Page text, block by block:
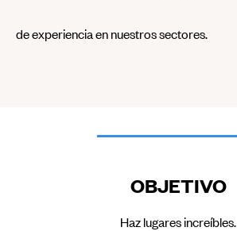
de experiencia en nuestros sectores.
OBJETIVO
Haz lugares increíbles.